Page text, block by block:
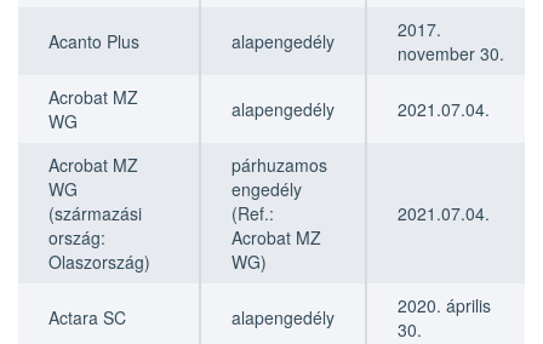
Acanto Plus alapengedély
2017.
november 30.
Acrobat MZ
WG
alapengedély 2021.07.04.
Acrobat MZ
WG
(származási
ország:
Olaszország)
párhuzamos
engedély
(Ref.:
Acrobat MZ
WG)
2021.07.04.
Actara SC alapengedély
2020. április
30.